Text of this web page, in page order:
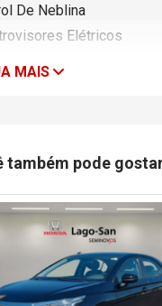
De Neblina
Elétricos
MAIS
também pode